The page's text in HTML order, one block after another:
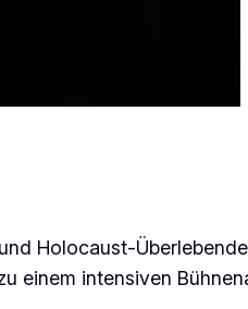
Holocaust-
einem intensiven